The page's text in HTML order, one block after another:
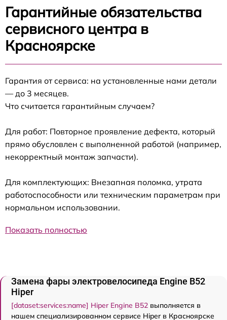
Гарантийные обязательства
сервисного центра в
Красноярске
Гарантия от сервиса: на установленные нами детали
— до 3 месяцев.
Что считается гарантийным случаем?
Для работ: Повторное проявление дефекта, который
прямо обусловлен с выполненной работой (например,
некорректный монтаж запчасти).
Для комплектующих: Внезапная поломка, утрата
работоспособности или техническим параметрам при
нормальном использовании.
Показать полностью
Замена фары электровелосипеда Engine B52
Hiper
[dataset:services:name] Hiper Engine B52 выполняется в
нашем специализированном сервисе Hiper в Красноярске